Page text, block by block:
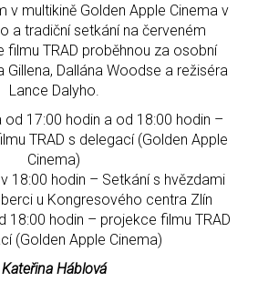
v multikině Golden Apple Cinema v
a tradiční setkání na červeném
filmu TRAD proběhnou za osobní
Gillena, Dallána Woodse a režiséra
Lance Dalyho.
17:00 hodin a od 18:00 hodin –
TRAD s delegací (Golden Apple
Cinema)
18:00 hodin – Setkání s hvězdami
u Kongresového centra Zlín
18:00 hodin – projekce filmu TRAD
(Golden Apple Cinema)
Kateřina Háblová